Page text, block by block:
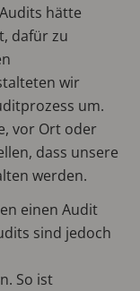
hätte
dafür zu
wir
um.
vor Ort oder
dass unsere
werden.
einen Audit
sind jedoch
So ist